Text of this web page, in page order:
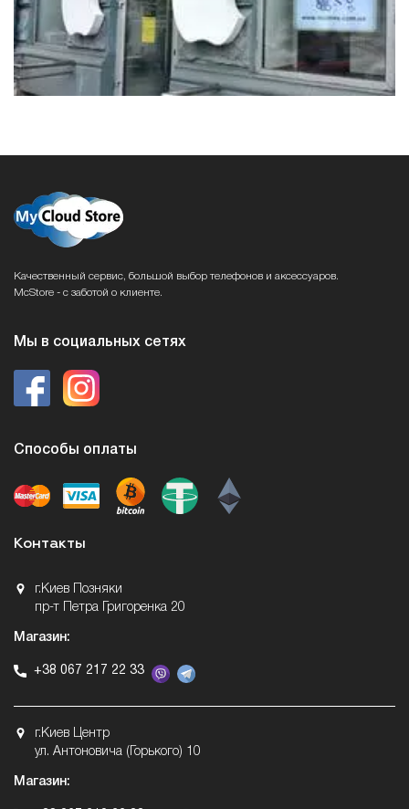
Качественный сервис, большой выбор телефонов и аксессуаров.
McStore - с заботой о клиенте.
Мы в социальных сетях
Способы оплаты
Контакты
г.Киев Позняки
пр-т Петра Григоренка 20
Магазин:
+38 067 217 22 33
г.Киев Центр
ул. Антоновича (Горького) 10
Магазин: